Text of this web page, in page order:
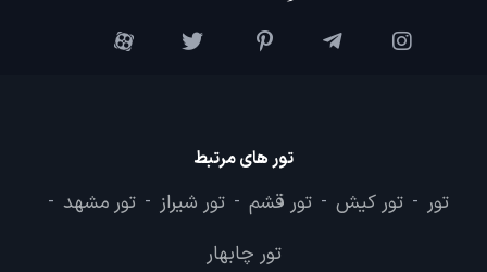
تور های مرتبط
تور - تور کیش - تور قشم - تور شیراز - تور مشهد -
تور چابهار